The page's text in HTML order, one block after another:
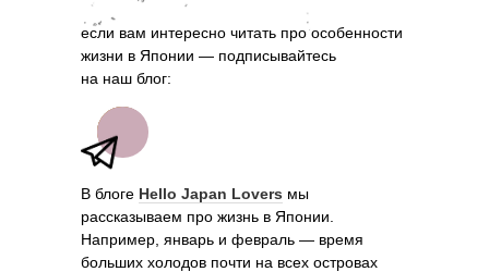
В блоге Hello Japan Lovers мы
рассказываем про жизнь в Японии.
Например, январь и февраль — время
больших холодов почти на всех островах
если вам интересно читать про особенности
жизни в Японии — подписывайтесь
на наш блог: